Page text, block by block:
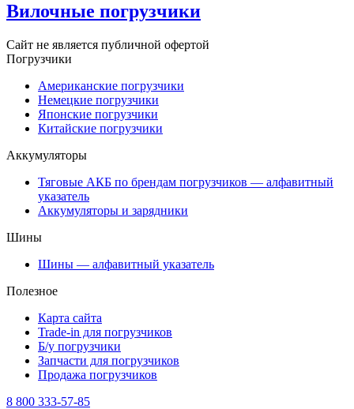
Вилочные погрузчики
Сайт не является публичной офертой
Погрузчики
Американские погрузчики
Немецкие погрузчики
Японские погрузчики
Китайские погрузчики
Аккумуляторы
Тяговые АКБ по брендам погрузчиков — алфавитный
указатель
Аккумуляторы и зарядники
Шины
Шины — алфавитный указатель
Полезное
Карта сайта
Trade-in для погрузчиков
Б/у погрузчики
Запчасти для погрузчиков
Продажа погрузчиков
8 800 333-57-85